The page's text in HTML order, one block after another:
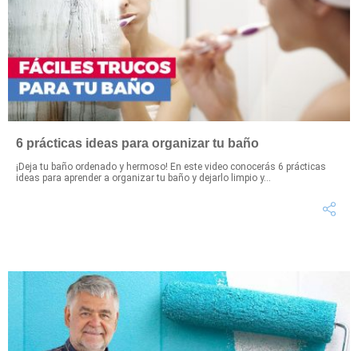
6 prácticas ideas para organizar tu baño
¡Deja tu baño ordenado y hermoso! En este video conocerás 6 prácticas
ideas para aprender a organizar tu baño y dejarlo limpio y...